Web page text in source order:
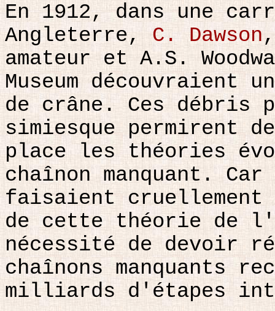
En 1912, dans une
Angleterre,C. Dawson
amateur et A.S.
Museum découvraient
de crâne. Ces débris
simiesque permirent
place les théories
chaînon manquant. Car
faisaient cruellement
de cette théorie de
nécessité de devoir
chaînons manquants
milliards d'étapes